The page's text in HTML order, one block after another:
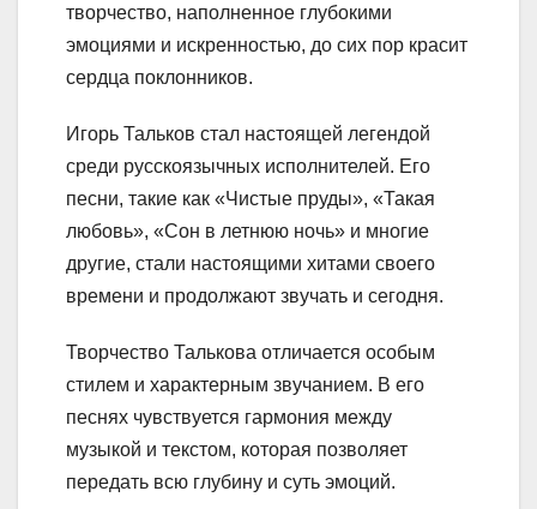
творчество, наполненное глубокими
эмоциями и искренностью, до сих пор красит
сердца поклонников.
Игорь Тальков стал настоящей легендой
среди русскоязычных исполнителей. Его
песни, такие как «Чистые пруды», «Такая
любовь», «Сон в летнюю ночь» и многие
другие, стали настоящими хитами своего
времени и продолжают звучать и сегодня.
Творчество Талькова отличается особым
стилем и характерным звучанием. В его
песнях чувствуется гармония между
музыкой и текстом, которая позволяет
передать всю глубину и суть эмоций.